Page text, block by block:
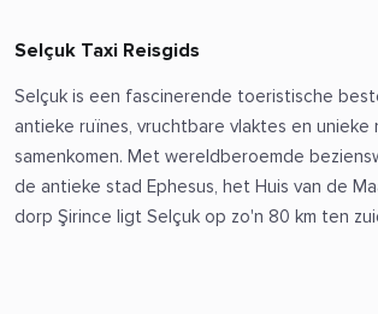
Selçuk Taxi Reisgids
Selçuk is een fascinerende toeristische
antieke ruïnes, vruchtbare vlaktes en unieke
samenkomen. Met wereldberoemde
de antieke stad Ephesus, het Huis van de
dorp Şirince ligt Selçuk op zo'n 80 km ten